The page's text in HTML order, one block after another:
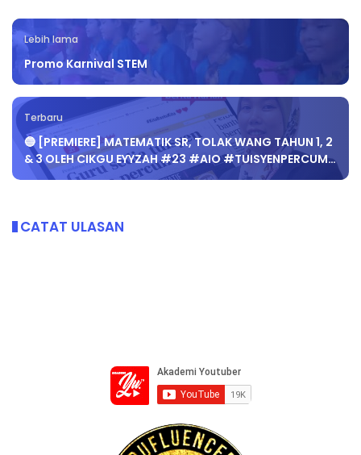
Lebih lama
Promo Karnival STEM
Terbaru
🔵 [PREMIERE] MATEMATIK SR, TOLAK WANG TAHUN 1, 2
& 3 OLEH CIKGU EYYZAH #23 #AIO #TUISYENPERCUM…
CATAT ULASAN